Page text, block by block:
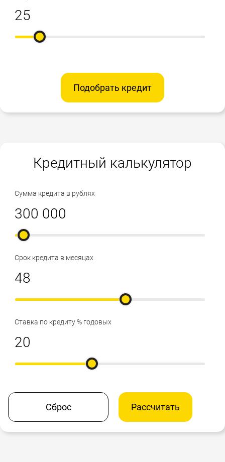
Подобрать кредит
Кредитный калькулятор
Сумма кредита в рублях
Срок кредита в месяцах
Ставка по кредиту % годовых
Сброс Рассчитать